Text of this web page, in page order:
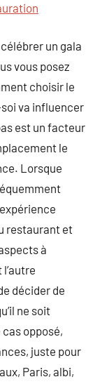
un gala
vous posez
choisir le
soi va influencer
est un facteur
le
Lorsque
restaurant et
à
décider de
ne soit
opposé,
juste pour
Paris, albi,